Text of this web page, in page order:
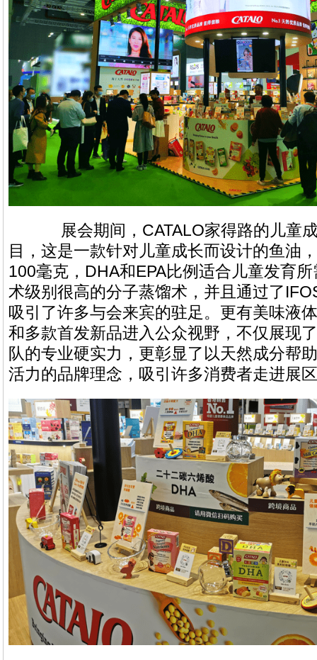
展会期间，CATALO家得路的儿童
目，这是一款针对儿童成长而设计的鱼油
100毫克，DHA和EPA比例适合儿童发育
术级别很高的分子蒸馏术，并且通过了
吸引了许多与会来宾的驻足。更有美味液
和多款首发新品进入公众视野，不仅展现
队的专业硬实力，更彰显了以天然成分帮
活力的品牌理念，吸引许多消费者走进展